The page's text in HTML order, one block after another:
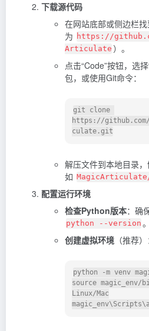
下载源代码
在网站底部或侧边栏
为 https://
Articulate ）。
点击“Code”按钮，选
包，或使用Git命令：
git clone
https://github.com/
解压文件到本地目录，
如
配置运行环境
检查Python版本：确
python --version 。
创建虚拟环境 （推荐）
python -m venv
source
Linux/Mac